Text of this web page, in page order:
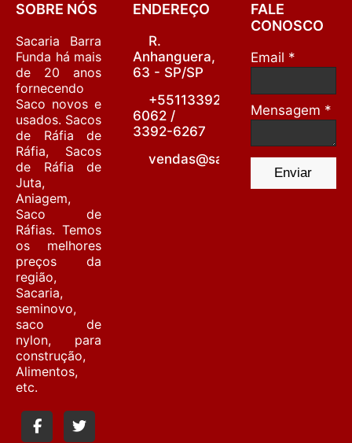
SOBRE NÓS
Sacaria Barra
Funda há mais
de 20 anos
fornecendo
Saco novos e
usados. Sacos
de Ráfia de
Ráfia, Sacos
de Ráfia de
Juta,
Aniagem,
Saco de
Ráfias. Temos
os melhores
preços da
região,
Sacaria,
seminovo,
saco de
nylon, para
construção,
Alimentos,
etc.
ENDEREÇO
R.
Anhanguera,
63 - SP/SP
+55113392-
6062 /
3392-6267
FALE
CONOSCO
Email *
Mensagem *
Enviar